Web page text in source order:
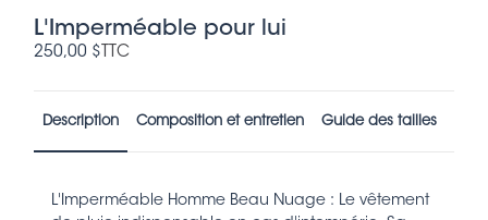
L'Imperméable pour lui
250,00 $ TTC
Description Composition et entretien Guide des tailles
L'Imperméable Homme Beau Nuage : Le vêtement